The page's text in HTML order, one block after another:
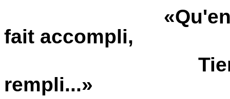
fait accompli,
rempli...»